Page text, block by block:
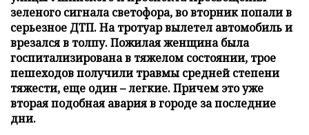
зеленого сигнала светофора, во вторник попали в
серьезное ДТП. На тротуар вылетел автомобиль и
врезался в толпу. Пожилая женщина была
госпитализирована в тяжелом состоянии, трое
пешеходов получили травмы средней степени
тяжести, еще один – легкие. Причем это уже
вторая подобная авария в городе за последние
дни.